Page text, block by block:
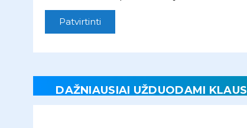
Patvirtinti
DAŽNIAUSIAI UŽDUODAMI